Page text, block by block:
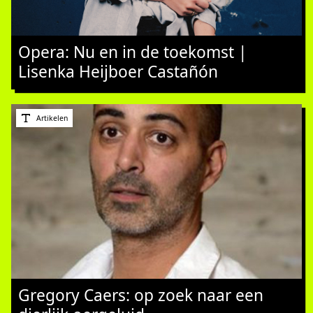
Opera: Nu en in de toekomst |
Lisenka Heijboer Castañón
Artikelen
Gregory Caers: op zoek naar een